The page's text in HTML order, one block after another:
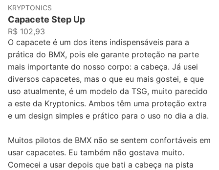
KRYPTONICS
Capacete Step Up
R$ 102,93
O capacete é um dos itens indispensáveis para a
prática do BMX, pois ele garante proteção na parte
mais importante do nosso corpo: a cabeça. Já usei
diversos capacetes, mas o que eu mais gostei, e que
uso atualmente, é um modelo da TSG, muito parecido
a este da Kryptonics. Ambos têm uma proteção extra
e um design simples e prático para o uso no dia a dia.
Muitos pilotos de BMX não se sentem confortáveis em
usar capacetes. Eu também não gostava muito.
Comecei a usar depois que bati a cabeça na pista